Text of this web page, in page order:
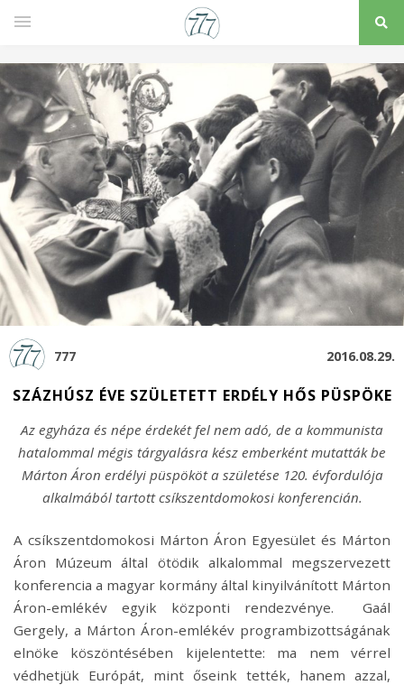
777 2016.08.29.
SZÁZHÚSZ ÉVE SZÜLETETT ERDÉLY HŐS PÜSPÖKE
Az egyháza és népe érdekét fel nem adó, de a kommunista
hatalommal mégis tárgyalásra kész emberként mutatták be
Márton Áron erdélyi püspököt a születése 120. évfordulója
alkalmából tartott csíkszentdomokosi konferencián.
A csíkszentdomokosi Márton Áron Egyesület és Márton
Áron Múzeum által ötödik alkalommal megszervezett
konferencia a magyar kormány által kinyilvánított Márton
Áron-emlékév egyik központi rendezvénye. Gaál
Gergely, a Márton Áron-emlékév programbizottságának
elnöke köszöntésében kijelentette: ma nem vérrel
védhetjük Európát, mint őseink tették, hanem azzal,